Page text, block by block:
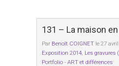
131 – La maison
Par Benoît COIGNET le 27
Exposition 2014 Les gravures
Portfolio - ART et différences